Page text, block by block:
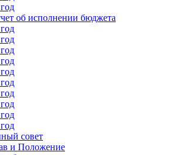
об исполнении бюджета
совет
и Положение